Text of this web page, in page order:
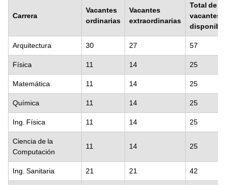
Carrera
Vacantes
ordinarias
Vacantes
extraordinarias
Total de
vacantes
Arquitectura 30 27 57
Física 11 14 25
Matemática 11 14 25
Química 11 14 25
Ing. Física 11 14 25
Ciencia de la
Computación
11 14 25
Ing. Sanitaria 21 21 42